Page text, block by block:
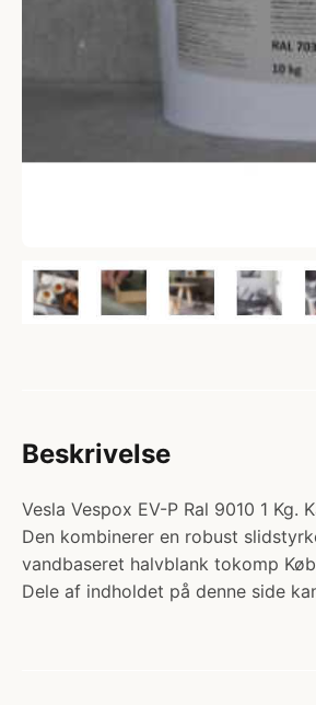
Beskrivelse
Vesla Vespox EV-P Ral 9010 1
Den kombinerer en robust
vandbaseret halvblank tokomp
Dele af indholdet på denne side